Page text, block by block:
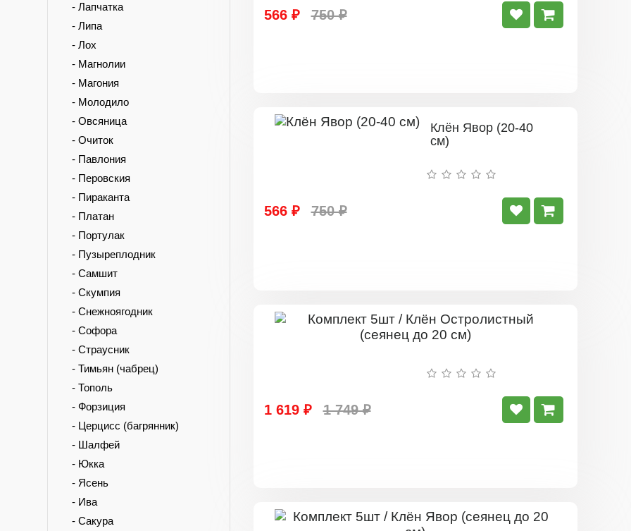
- Лапчатка
- Липа
- Лох
- Магнолии
- Магония
- Молодило
- Овсяница
- Очиток
- Павлония
- Перовския
- Пираканта
- Платан
- Портулак
- Пузыреплодник
- Самшит
- Скумпия
- Снежноягодник
- Софора
- Страусник
- Тимьян (чабрец)
- Тополь
- Форзиция
- Церцисс (багрянник)
- Шалфей
- Юкка
- Ясень
- Ива
- Сакура
566 ₽ 750 ₽
Клён Явор (20-40
см)
566 ₽ 750 ₽
1 619 ₽ 1 749 ₽